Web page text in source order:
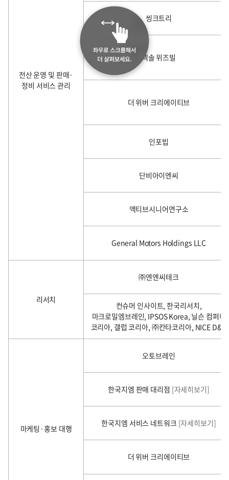
전산 운영 및 판매·
정비 서비스 관리
씽크트리
넥솔 위즈빌
더 위버 크리에이티브
인포빕
단비아이엔씨
액티브시니어연구소
General Motors Holdings LLC
리서치
㈜엔엔씨테크
컨슈머 인사이트, 한국리서치,
마크로밀엠브레인, IPSOS Korea, 닐슨 컴퍼니
코리아, 갤럽 코리아, ㈜칸타코리아, NICE D&R
마케팅·홍보 대행
오토브레인
한국지엠 판매 대리점 [자세히보기]
한국지엠 서비스 네트워크 [자세히보기]
더 위버 크리에이티브